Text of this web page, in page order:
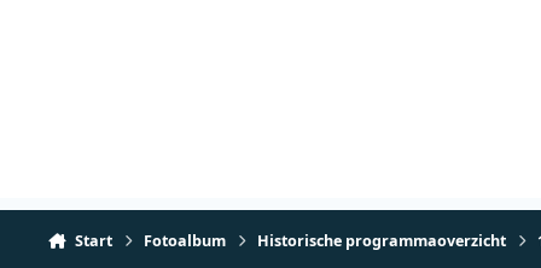
Start Fotoalbum Historische programmaoverzicht